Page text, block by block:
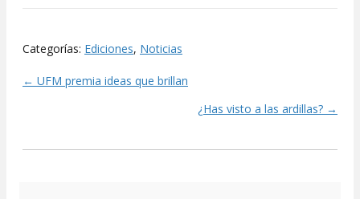
Categorías: Ediciones, Noticias
Posts
← UFM premia ideas que brillan
¿Has visto a las ardillas? →